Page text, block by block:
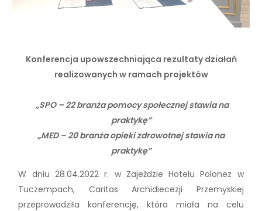
Konferencja upowszechniająca rezultaty działań
realizowanych w ramach projektów
„SPO – 22 branża pomocy społecznej stawia na
praktykę”
„MED – 20 branża opieki zdrowotnej stawia na
praktykę”
W dniu 28.04.2022 r. w Zajeździe Hotelu Polonez w
Tuczempach, Caritas Archidiecezji Przemyskiej
przeprowadziła konferencję, która miała na celu